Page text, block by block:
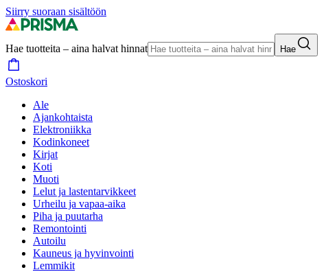
Siirry suoraan sisältöön
Hae tuotteita – aina halvat hinnat Hae
Ostoskori
Ale
Ajankohtaista
Elektroniikka
Kodinkoneet
Kirjat
Koti
Muoti
Lelut ja lastentarvikkeet
Urheilu ja vapaa-aika
Piha ja puutarha
Remontointi
Autoilu
Kauneus ja hyvinvointi
Lemmikit